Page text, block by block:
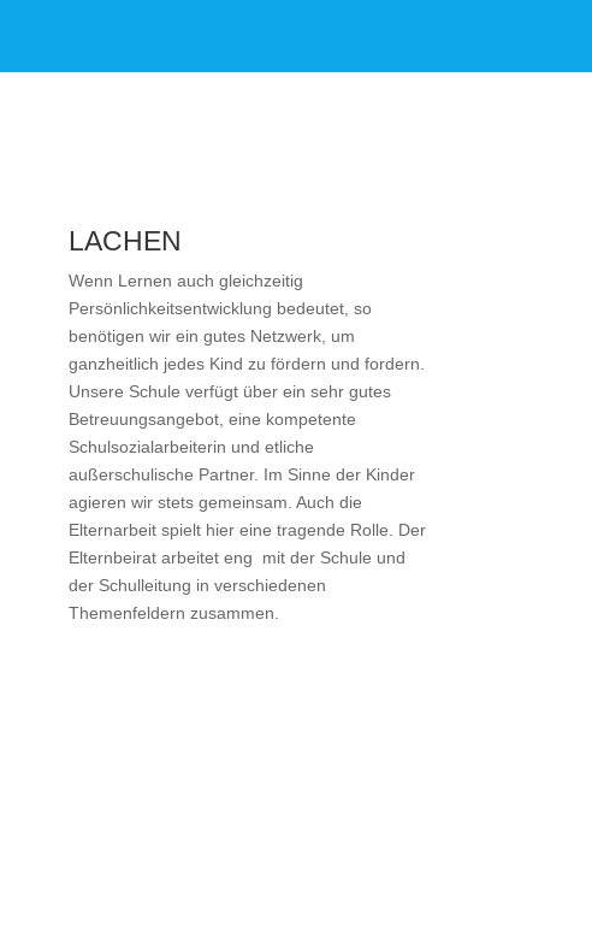
LACHEN
Wenn Lernen auch gleichzeitig
Persönlichkeitsentwicklung bedeutet, so
benötigen wir ein gutes Netzwerk, um
ganzheitlich jedes Kind zu fördern und fordern.
Unsere Schule verfügt über ein sehr gutes
Betreuungsangebot, eine kompetente
Schulsozialarbeiterin und etliche
außerschulische Partner. Im Sinne der Kinder
agieren wir stets gemeinsam. Auch die
Elternarbeit spielt hier eine tragende Rolle. Der
Elternbeirat arbeitet eng mit der Schule und
der Schulleitung in verschiedenen
Themenfeldern zusammen.